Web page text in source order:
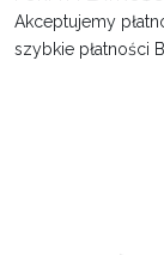
Akceptujemy
szybkie płatności